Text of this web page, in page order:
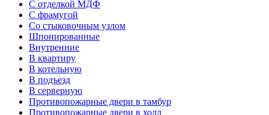
С отделкой МДФ
С фрамугой
Со стыковочным узлом
Шпонированные
Внутренние
В квартиру
В котельную
В подъезд
В серверную
Противопожарные двери в тамбур
Противопожарные двери в холл